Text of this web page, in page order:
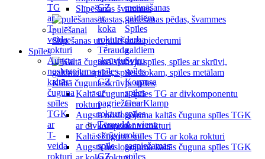
TG
ar
T-
veida
rokturi
Augsta
noslogojuma
kaltās
čuguna
spīles
TGK
ar
T-
veida
rokturi
GZ
ar
koka
rokturi
Tērauda
skrūvju
spīles
GZ
ar
pagriežamu
rokturi
Tērauda
skrūvju
spīle
GZ
metināšanas
galdiem
Spīles
darba
galdiem
Sviru
spīles
Korpusa
spīles
GearKlamp
spīles
Ar vienu
roku
saspiežamas
spīles
Slīpēšanas švammes
Slīpēšanas un pulēšanas piederumi
Spīles
Kaltā čuguna skrūvju spīles
Kaltās čuguna spīles TG ar divkomponentu
rokturi
Augsta noslogojuma kaltās čuguna spīles TGK
ar divkomponentu rokturi
Kaltās čuguna spīles TG ar koka rokturi
Augsta noslogojuma kaltās čuguna spīles TGK